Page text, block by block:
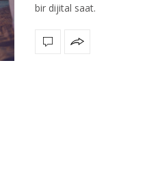
bir dijital saat.